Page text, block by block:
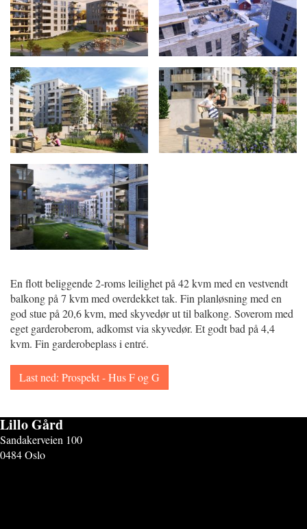
En flott beliggende 2-roms leilighet på 42 kvm med en vestvendt
balkong på 7 kvm med overdekket tak. Fin planløsning med en
god stue på 20,6 kvm, med skyvedør ut til balkong. Soverom med
eget garderoberom, adkomst via skyvedør. Et godt bad på 4,4
kvm. Fin garderobeplass i entré.
Last ned: Prospekt - Hus F og G
Lillo Gård
Sandakerveien 100
0484 Oslo